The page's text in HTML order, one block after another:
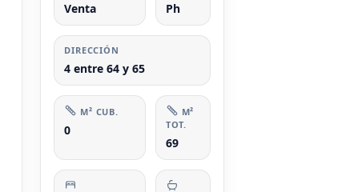
Venta Ph
DIRECCIÓN
4 entre 64 y 65
M² CUB.
0
M²
TOT.
69